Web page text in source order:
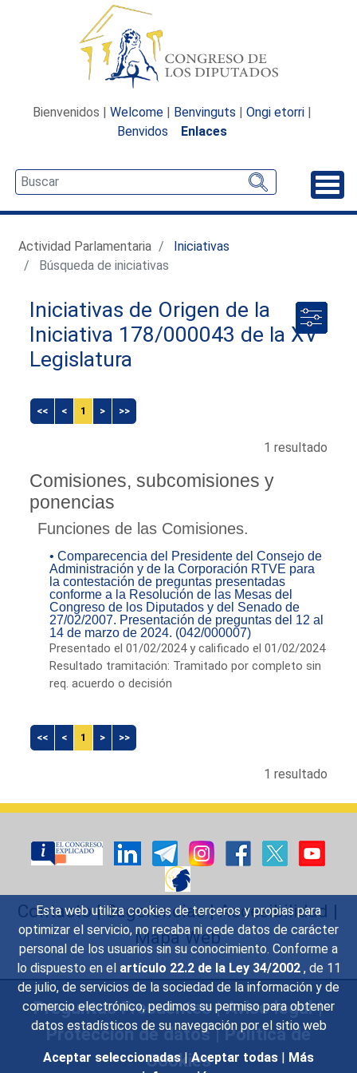
Esta web utiliza cookies de terceros y propias para
optimizar el servicio, no recaba ni cede datos de carácter
personal de los usuarios sin su conocimiento. Conforme a
lo dispuesto en el artículo 22.2 de la Ley 34/2002 , de 11
de julio, de servicios de la sociedad de la información y de
comercio electrónico, pedimos su permiso para obtener
datos estadísticos de su navegación por el sitio web
Aceptar seleccionadas | Aceptar todas | Más
Bienvenidos | Welcome | Benvinguts | Ongi etorri |
Benvidos
Enlaces
Actividad Parlamentaria
Iniciativas
Búsqueda de iniciativas
Iniciativas de Origen de la
Iniciativa 178/000043 de la XV
Legislatura
<< < 1 > >>
1 resultado
Comisiones, subcomisiones y
ponencias
Funciones de las Comisiones.
• Comparecencia del Presidente del Consejo de
Administración y de la Corporación RTVE para
la contestación de preguntas presentadas
conforme a la Resolución de las Mesas del
Congreso de los Diputados y del Senado de
27/02/2007. Presentación de preguntas del 12 al
14 de marzo de 2024. (042/000007)
Presentado el 01/02/2024 y calificado el 01/02/2024
Resultado tramitación: Tramitado por completo sin
req. acuerdo o decisión
<< < 1 > >>
1 resultado
Contacto|Sugerencias|Accesibilidad |
Mapa Web
Preguntas Frecuentes|Aviso legal|
Protección de datos|Política de
Cookies